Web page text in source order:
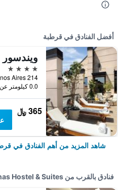
أفضل الفنادق في قرطبة
4 نجوم
0.0 كيلومتر عن وسط المدينة
365 ﷼
شاهد المزيد من أهم الفنادق في
فنادق بالقرب من Onas Hostel & Suites